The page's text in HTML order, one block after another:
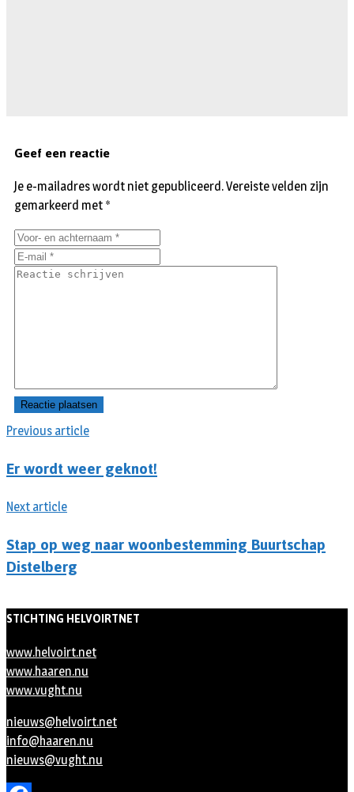
Previous article
Er wordt weer geknot!
Next article
Stap op weg naar woonbestemming Buurtschap
Distelberg
Geef een reactie
Je e-mailadres wordt niet gepubliceerd.Vereiste velden zijn
gemarkeerd met *
STICHTING HELVOIRTNET
www.helvoirt.net
www.haaren.nu
www.vught.nu
nieuws@helvoirt.net
info@haaren.nu
nieuws@vught.nu